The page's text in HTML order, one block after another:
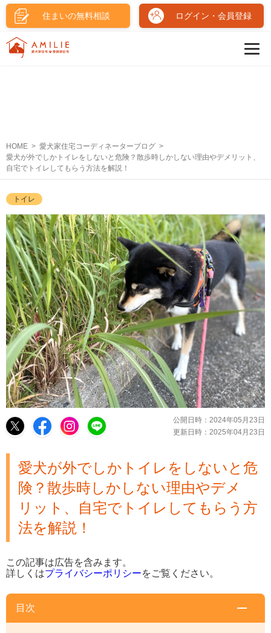
住まいの無料相談 ログイン・会員登録
HOME
愛犬家住宅コーディネーターブログ
愛犬が外でしかトイレをしないと危険？散歩時しかしない理由やデメリット、
自宅でトイレしてもらう方法を解説！
トイレ
公開日時： 2024年05月23日
更新日時： 2025年04月23日
愛犬が外でしかトイレをしないと危
険？散歩時しかしない理由やデメ
リット、自宅でトイレしてもらう方
法を解説！
この記事は広告を含みます。
詳しくはプライバシーポリシーをご覧ください。
目次